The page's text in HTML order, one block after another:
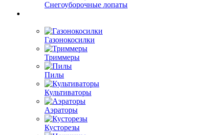
Снегоуборочные лопаты
Газонокосилки
Триммеры
Пилы
Культиваторы
Аэраторы
Кусторезы